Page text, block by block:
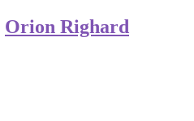
Orion Righard